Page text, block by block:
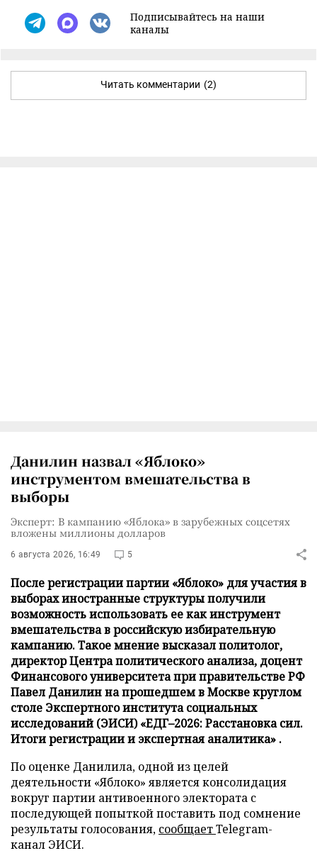
Подписывайтесь на наши
каналы
Читать комментарии (2)
Данилин назвал «Яблоко»
инструментом вмешательства в
выборы
Эксперт: В кампанию «Яблока» в зарубежных соцсетях
вложены миллионы долларов
6 августа 2026, 16:49 5
После регистрации партии «Яблоко» для участия в
выборах иностранные структуры получили
возможность использовать ее как инструмент
вмешательства в российскую избирательную
кампанию. Такое мнение высказал политолог,
директор Центра политического анализа, доцент
Финансового университета при правительстве РФ
Павел Данилин на прошедшем в Москве круглом
столе Экспертного института социальных
исследований (ЭИСИ) «ЕДГ–2026: Расстановка сил.
Итоги регистрации и экспертная аналитика» .
По оценке Данилила, одной из целей
деятельности «Яблоко» является консолидация
вокруг партии антивоенного электората с
последующей попыткой поставить под сомнение
результаты голосования, сообщаетTelegram-
канал ЭИСИ.